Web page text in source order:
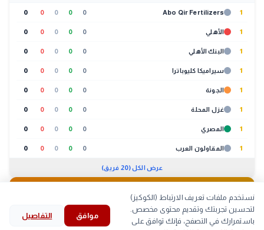
1
Abo Qir Fertilizers
0
0
0
0
0
1 الأهلي 0
0
0
0
0
1 البنك الأهلي 0
0
0
0
0
1 سيراميكا كليوباترا 0
0
0
0
0
1 الجونة 0
0
0
0
0
1 غزل المحلة 0
0
0
0
0
1 المصري 0
0
0
0
0
1 المقاولون العرب 0
0
0
0
0
عرض الكل (20 فريق)
🐔
لحوم بيض كتاكيت بط home
explore
history
bookmark
search
نستخدم ملفات تعريف الارتباط (الكوكيز)
لتحسين تجربتك وتقديم محتوى مخصص.
باستمرارك في التصفح، فإنك توافق على
موافق التفاصيل